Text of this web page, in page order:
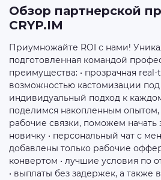
Обзор партнерской
CRYP.IM
Приумножайте ROI с нами!
подготовленная командой
преимущества: • прозрачная real-
возможностью кастомизации под
индивидуальный подход к
поделимся накопленным
рабочие связки, поможем начать
новичку • персональный чат с
добавлены только рабочие
конвертом • лучшие условия по
• выплаты без задержек, а также